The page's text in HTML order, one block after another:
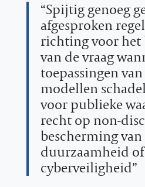
“Spijtig genoeg
afgesproken
richting voor het
van de vraag
toepassingen
modellen
voor publieke
recht op non-
bescherming
duurzaamheid of
cyberveiligheid”